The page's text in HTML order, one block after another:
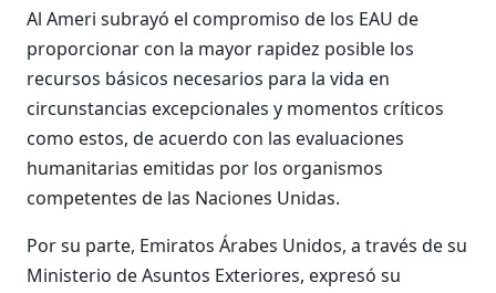
Al Ameri subrayó el compromiso de los EAU de
proporcionar con la mayor rapidez posible los
recursos básicos necesarios para la vida en
circunstancias excepcionales y momentos críticos
como estos, de acuerdo con las evaluaciones
humanitarias emitidas por los organismos
competentes de las Naciones Unidas.
Por su parte, Emiratos Árabes Unidos, a través de su
Ministerio de Asuntos Exteriores, expresó su